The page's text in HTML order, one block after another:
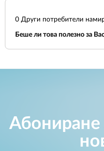
0 Други потребители
Беше ли това полезно за
Абониране